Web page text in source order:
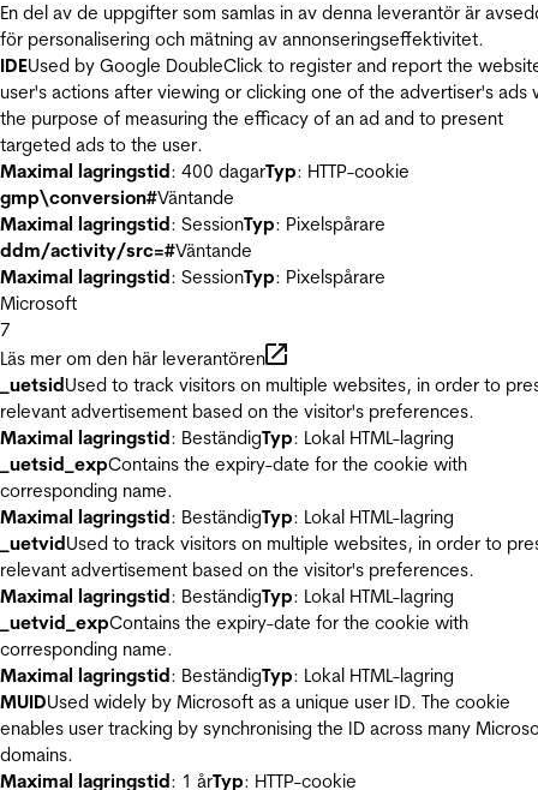
En del av de uppgifter som samlas in av denna leverantör är
för personalisering och mätning av annonseringseffektivitet.
IDEUsed by Google DoubleClick to register and report the
user's actions after viewing or clicking one of the advertiser's ads
the purpose of measuring the efficacy of an ad and to present
targeted ads to the user.
Maximal lagringstid: 400 dagarTyp: HTTP-cookie
gmp\conversion#Väntande
Maximal lagringstid: SessionTyp: Pixelspårare
ddm/activity/src=#Väntande
Maximal lagringstid: SessionTyp: Pixelspårare
Microsoft
7
Läs mer om den här leverantören
_uetsidUsed to track visitors on multiple websites, in order to
relevant advertisement based on the visitor's preferences.
Maximal lagringstid: BeständigTyp: Lokal HTML-lagring
_uetsid_expContains the expiry-date for the cookie with
corresponding name.
Maximal lagringstid: BeständigTyp: Lokal HTML-lagring
_uetvidUsed to track visitors on multiple websites, in order to
relevant advertisement based on the visitor's preferences.
Maximal lagringstid: BeständigTyp: Lokal HTML-lagring
_uetvid_expContains the expiry-date for the cookie with
corresponding name.
Maximal lagringstid: BeständigTyp: Lokal HTML-lagring
MUIDUsed widely by Microsoft as a unique user ID. The cookie
enables user tracking by synchronising the ID across many
domains.
Maximal lagringstid: 1 årTyp: HTTP-cookie